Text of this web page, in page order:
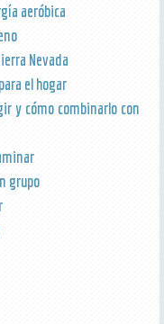
aeróbica
Nevada
el hogar
y cómo combinarlo con
grupo